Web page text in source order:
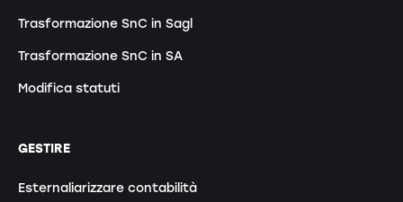
Trasformazione SnC in Sagl
Trasformazione SnC in SA
Modifica statuti
GESTIRE
Esternaliarizzare contabilità